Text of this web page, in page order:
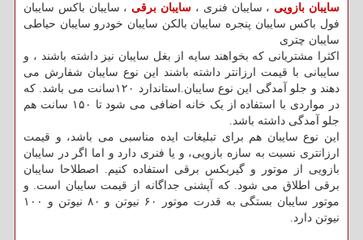
سایبان بازویی ، سایبان فنری ، سایبان برقی ، سایبان باکس سایبان
فول باکس سایبان پنجره سایبان بالکن سایبان خودرو سایبان حیاطی
سایبان چتری
اکثرا مشتریانی که بخواهند سایه از بغل سایبان نیز داشته باشند ، و
سایبانی با قیمت ارزانتر داشته باشند این نوع سایبان شفارش می
دهند و جلو آمدگی این نوع سایبان.استاندارد ۱۲۰سانت می باشد. که
در مواردی با استفاده از یک خانه اضافی می شود تا ۱۵۰ سانت هم
جلو آمدگی داشته باشد.
این نوع سایبان هم برای تبلیغات ایده مناسبی می باشد، و قیمت
ارزانتری نسبت به سازه بازویی، و یا فنری دارد و اما اگر در سایبان
بازویی از موتور و گیربکس برقی استفاده کنیم. اصطلاحا سایبان
برقی اطلاق می شود. که آپشنی جداگانه از قیمت سایبان است. و
موتور سایبان بستگی به قدرت موتور ۶۰ نیوتن و ۸۰ نیوتن و ۱۰۰
نیوتن دارد.